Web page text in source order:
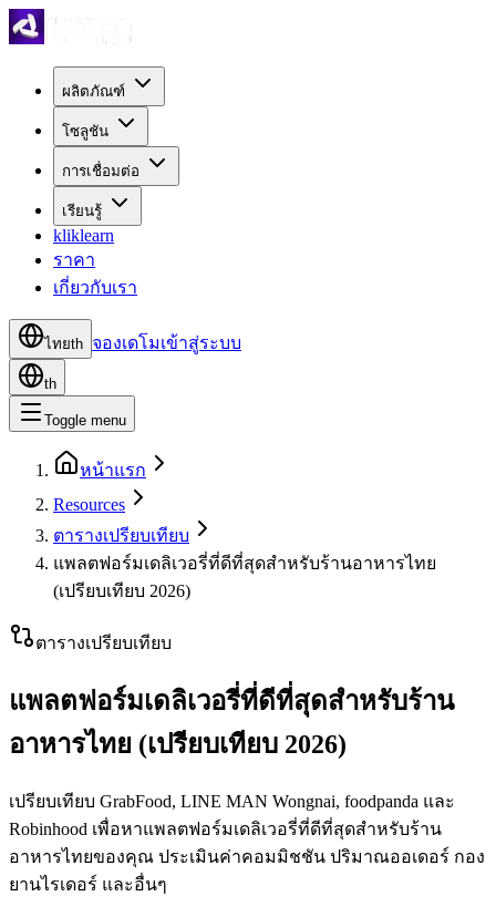
ผลิตภัณฑ์
โซลูชัน
การเชื่อมต่อ
เรียนรู้
kliklearn
ราคา
เกี่ยวกับเรา
ไทยth จองเดโมเข้าสู่ระบบ
th
Toggle menu
หน้าแรก
Resources
ตารางเปรียบเทียบ
แพลตฟอร์มเดลิเวอรี่ที่ดีที่สุดสำหรับร้านอาหารไทย
(เปรียบเทียบ 2026)
ตารางเปรียบเทียบ
แพลตฟอร์มเดลิเวอรี่ที่ดีที่สุดสำหรับร้าน
อาหารไทย (เปรียบเทียบ 2026)
เปรียบเทียบ GrabFood, LINE MAN Wongnai, foodpanda และ
Robinhood เพื่อหาแพลตฟอร์มเดลิเวอรี่ที่ดีที่สุดสำหรับร้าน
อาหารไทยของคุณ ประเมินค่าคอมมิชชัน ปริมาณออเดอร์ กอง
ยานไรเดอร์ และอื่นๆ